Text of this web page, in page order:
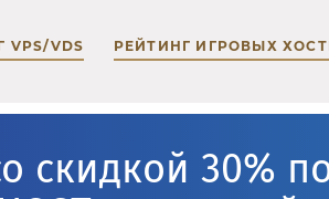
VPS/VDS РЕЙТИНГ ИГРОВЫХ
скидкой 30%